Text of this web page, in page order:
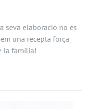
seva elaboració no és
una recepta força
la família!